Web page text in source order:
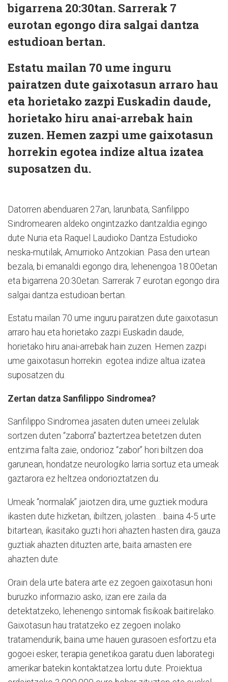
bigarrena 20:30tan. Sarrerak 7
eurotan egongo dira salgai dantza
estudioan bertan.
Estatu mailan 70 ume inguru
pairatzen dute gaixotasun arraro hau
eta horietako zazpi Euskadin daude,
horietako hiru anai-arrebak hain
zuzen. Hemen zazpi ume gaixotasun
horrekin egotea indize altua izatea
suposatzen du.
Datorren abenduaren 27an, larunbata, Sanfilippo
Sindromearen aldeko ongintzazko dantzaldia egingo
dute Nuria eta Raquel Laudioko Dantza Estudioko
neska-mutilak, Amurrioko Antzokian. Pasa den urtean
bezala, bi emanaldi egongo dira, lehenengoa 18:00etan
eta bigarrena 20:30etan. Sarrerak 7 eurotan egongo dira
salgai dantza estudioan bertan.
Estatu mailan 70 ume inguru pairatzen dute gaixotasun
arraro hau eta horietako zazpi Euskadin daude,
horietako hiru anai-arrebak hain zuzen. Hemen zazpi
ume gaixotasun horrekin egotea indize altua izatea
suposatzen du.
Zertan datza Sanfilippo Sindromea?
Sanfilippo Sindromea jasaten duten umeei zelulak
sortzen duten “zaborra” baztertzea betetzen duten
entzima falta zaie, ondorioz “zabor” hori biltzen doa
garunean, hondatze neurologiko larria sortuz eta umeak
gaztarora ez heltzea ondorioztatzen du.
Umeak “normalak” jaiotzen dira, ume guztiek modura
ikasten dute hizketan, ibiltzen, jolasten… baina 4-5 urte
bitartean, ikasitako guzti hori ahazten hasten dira, gauza
guztiak ahazten dituzten arte, baita arnasten ere
ahazten dute.
Orain dela urte batera arte ez zegoen gaixotasun honi
buruzko informazio asko, izan ere zaila da
detektatzeko, lehenengo sintomak fisikoak baitirelako.
Gaixotasun hau tratatzeko ez zegoen inolako
tratamendurik, baina ume hauen gurasoen esfortzu eta
gogoei esker, terapia genetikoa garatu duen laborategi
amerikar batekin kontaktatzea lortu dute. Proiektua